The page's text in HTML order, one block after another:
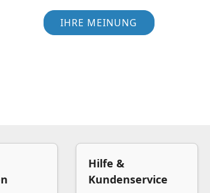
IHRE MEINUNG
Hilfe &
Kundenservice